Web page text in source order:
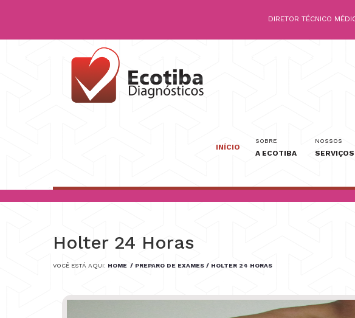
DIRETOR TÉCNICO
INÍCIO
SOBRE
A ECOTIBA
NOSSOS
SERVIÇOS
Holter 24 Horas
VOCÊ ESTÁ AQUI: HOME / PREPARO DE EXAMES / HOLTER 24 HORAS